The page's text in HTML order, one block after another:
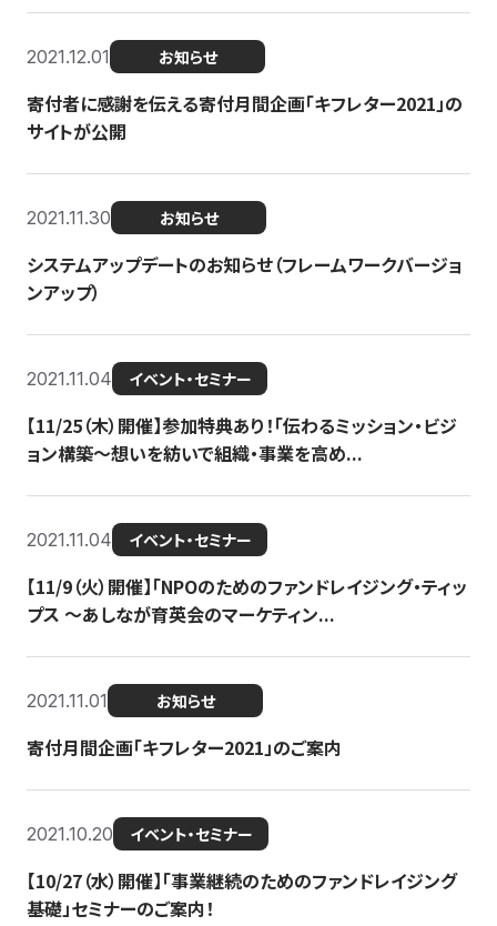
2021.12.01 お知らせ
寄付者に感謝を伝える寄付月間企画「キフレター2021」の
サイトが公開
2021.11.30 お知らせ
システムアップデートのお知らせ（フレームワークバージョ
ンアップ）
2021.11.04 イベント・セミナー
【11/25（木）開催】参加特典あり！「伝わるミッション・ビジ
ョン構築〜想いを紡いで組織・事業を高め...
2021.11.04 イベント・セミナー
【11/9（火）開催】「NPOのためのファンドレイジング・ティッ
プス 〜あしなが育英会のマーケティン...
2021.11.01 お知らせ
寄付月間企画「キフレター2021」のご案内
2021.10.20 イベント・セミナー
【10/27（水）開催】「事業継続のためのファンドレイジング
基礎」セミナーのご案内！